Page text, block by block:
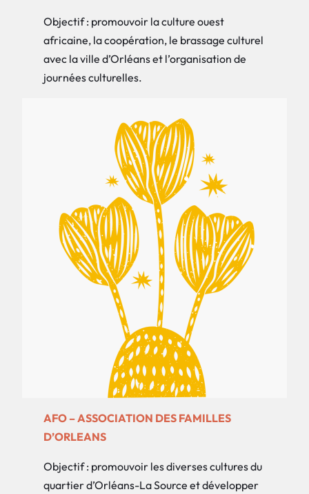
Objectif : promouvoir la culture ouest
africaine, la coopération, le brassage culturel
avec la ville d’Orléans et l’organisation de
journées culturelles.
AFO – ASSOCIATION DES FAMILLES
D’ORLEANS
Objectif : promouvoir les diverses cultures du
quartier d’Orléans-La Source et développer